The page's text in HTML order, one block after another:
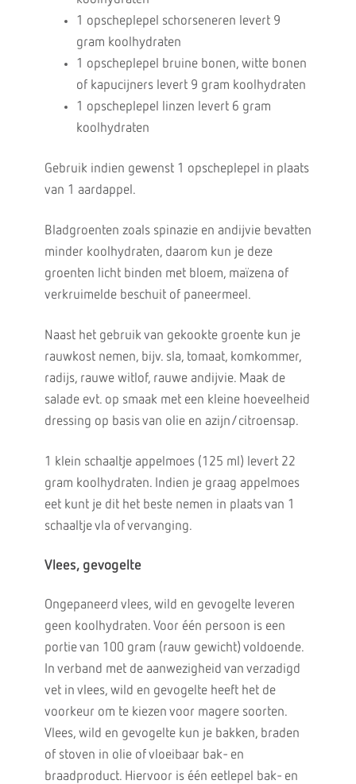
1 opscheplepel schorseneren levert 9
gram koolhydraten
1 opscheplepel bruine bonen, witte bonen
of kapucijners levert 9 gram koolhydraten
1 opscheplepel linzen levert 6 gram
koolhydraten
Gebruik indien gewenst 1 opscheplepel in plaats
van 1 aardappel.
Bladgroenten zoals spinazie en andijvie bevatten
minder koolhydraten, daarom kun je deze
groenten licht binden met bloem, maïzena of
verkruimelde beschuit of paneermeel.
Naast het gebruik van gekookte groente kun je
rauwkost nemen, bijv. sla, tomaat, komkommer,
radijs, rauwe witlof, rauwe andijvie. Maak de
salade evt. op smaak met een kleine hoeveelheid
dressing op basis van olie en azijn/citroensap.
1 klein schaaltje appelmoes (125 ml) levert 22
gram koolhydraten. Indien je graag appelmoes
eet kunt je dit het beste nemen in plaats van 1
schaaltje vla of vervanging.
Vlees, gevogelte
Ongepaneerd vlees, wild en gevogelte leveren
geen koolhydraten. Voor één persoon is een
portie van 100 gram (rauw gewicht) voldoende.
In verband met de aanwezigheid van verzadigd
vet in vlees, wild en gevogelte heeft het de
voorkeur om te kiezen voor magere soorten.
Vlees, wild en gevogelte kun je bakken, braden
of stoven in olie of vloeibaar bak- en
braadproduct. Hiervoor is één eetlepel bak- en